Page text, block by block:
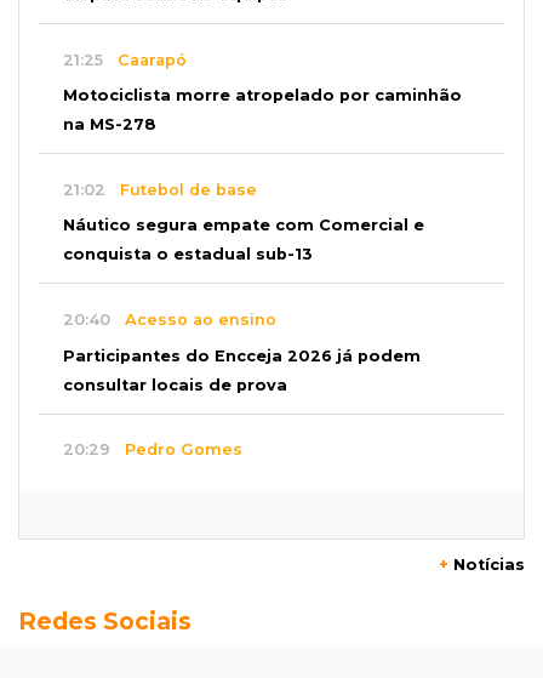
21:25 Caarapó
Motociclista morre atropelado por caminhão
na MS-278
21:02 Futebol de base
Náutico segura empate com Comercial e
conquista o estadual sub-13
20:40 Acesso ao ensino
Participantes do Encceja 2026 já podem
consultar locais de prova
20:29 Pedro Gomes
Pantanal treina em Goiânia antes de jogo que
+ Notícias
Redes Sociais